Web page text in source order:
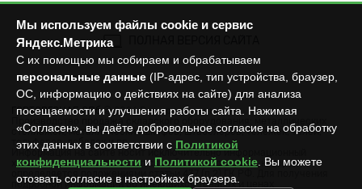
ГОРТОРГСНАБ СПб © 2026Все права защищены.
Производство продажа складского оборудования: металлических
стеллажей, металлических шкафов, штабелеров, тележек, талей,
тельферов, лебедок и пр.
Информация на сайте носит исключительно информационный
характер и не может считаться публичной офертой, которая
определяется положениями статьи 437 (п.2) ГК РФ. Для получения
подробной информации об имеющихся товарах и ценах
Мы используем файлы cookie и сервис
Яндекс.Метрика
С их помощью мы собираем и обрабатываем
персональные данные (IP-адрес, тип устройства, браузер,
ОС, информацию о действиях на сайте) для анализа
посещаемости и улучшения работы сайта. Нажимая
«Согласен», вы даёте добровольное согласие на обработку
этих данных в соответствии с Политикой
конфиденциальности и Политикой cookie . Вы можете
отозвать согласие в настройках браузера.